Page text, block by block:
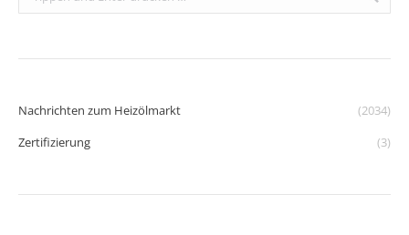
Nachrichten zum Heizölmarkt
(2034)
Zertifizierung
(3)